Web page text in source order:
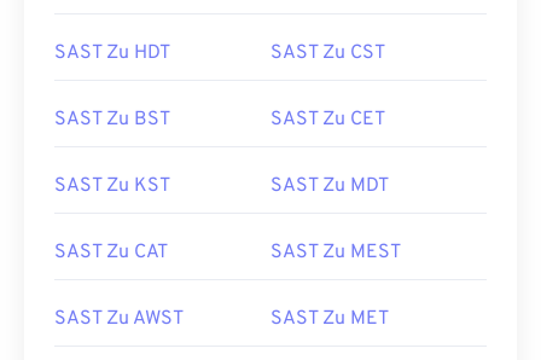
SAST Zu HDT SAST Zu CST
SAST Zu BST SAST Zu CET
SAST Zu KST SAST Zu MDT
SAST Zu CAT SAST Zu MEST
SAST Zu AWST SAST Zu MET